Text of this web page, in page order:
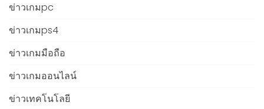
ข่าวเกมpc
ข่าวเกมps4
ข่าวเกมมือถือ
ข่าวเกมออนไลน์
ข่าวเทคโนโลยี